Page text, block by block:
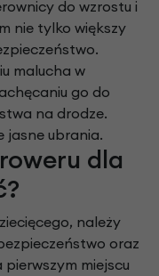
do wzrostu i
nie tylko większy
malucha w
go do
na drodze.
jasne ubrania.
dla
należy
oraz
miejscu